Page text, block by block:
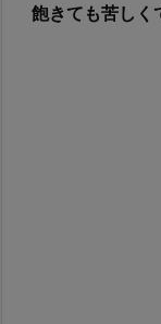
飽きても苦しく